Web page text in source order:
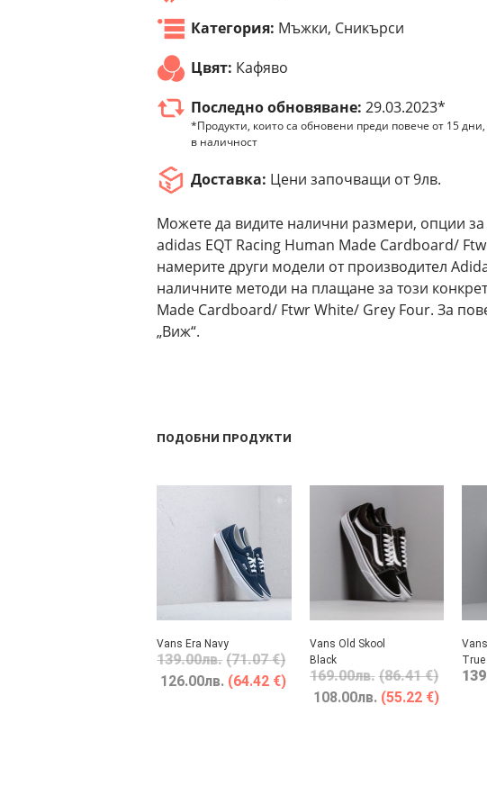
Категория: Мъжки, Сникърси
Цвят: Кафяво
Последно обновяване: 29.03.2023*
*Продукти, които са обновени преди повече от 15
в наличност
Доставка: Цени започващи от 9лв.
Можете да видите налични размери, опции
adidas EQT Racing Human Made Cardboard/
намерите други модели от производител
наличните методи на плащане за този
Made Cardboard/ Ftwr White/ Grey Four. За
„Виж“.
ПОДОБНИ ПРОДУКТИ
Vans Era Navy
139.00лв. (71.07 €)
126.00лв. (64.42 €)
Vans Old Skool
Black
169.00лв. (86.41 €)
108.00лв. (55.22 €)